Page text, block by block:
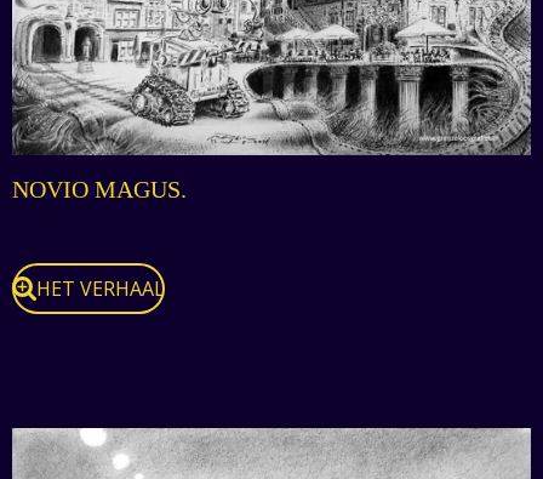
NOVIO MAGUS.
HET VERHAAL